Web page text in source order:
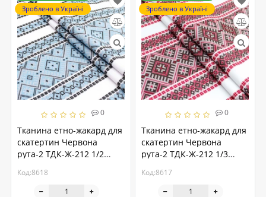
0
Тканина етно-жакард для
скатертин Червона
рута-2 ТДК-Ж-212 1/2
пог.м.
Код:8618
Зроблено в Україні
0
Тканина етно-жакард для
скатертин Червона
рута-2 ТДК-Ж-212 1/3
орнамент, пог.м.
Код:8617
Зроблено в Україні